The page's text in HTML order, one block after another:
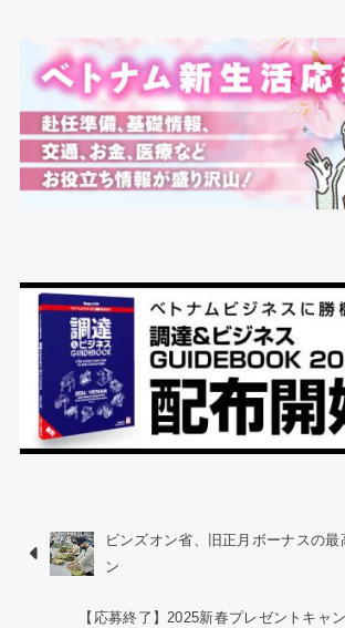
ビンズオン省、旧正月ボーナスの
ン
【応募終了】2025新春プレゼントキャ